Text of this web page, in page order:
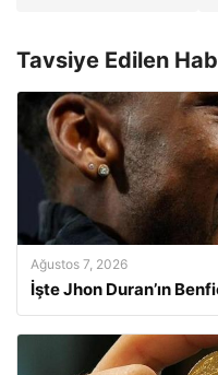
Tavsiye Edilen
Ağustos 7, 2026
İşte Jhon Duran’ın